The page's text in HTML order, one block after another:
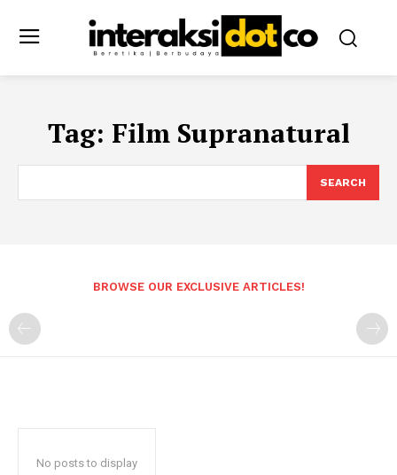
Tag: Film Supranatural
SEARCH
BROWSE OUR EXCLUSIVE ARTICLES!
No posts to display